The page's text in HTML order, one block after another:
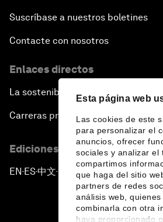
Esta página web
Las cookies de este
para personalizar el
anuncios, ofrecer
sociales y analizar el
compartimos
que haga del sitio
partners de redes
análisis web, quienes
combinarla con otra
haya proporcionado
Suscríbase a nuestros boletines
Contacte con nosotros
Enlaces directos
La sostenibilidad en el Foro
Carreras profesionales
Ediciones en otros idiomas
EN ▪ES▪中文▪ 日本語